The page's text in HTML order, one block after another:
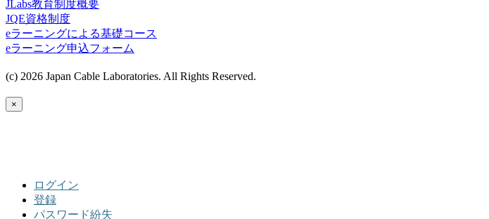
JLabs教育制度概要
JQE資格制度
eラーニングによる基礎コース
eラーニング申込フォーム
(c) 2026 Japan Cable Laboratories. All Rights Reserved.
×
ログイン
登録
パスワード紛失